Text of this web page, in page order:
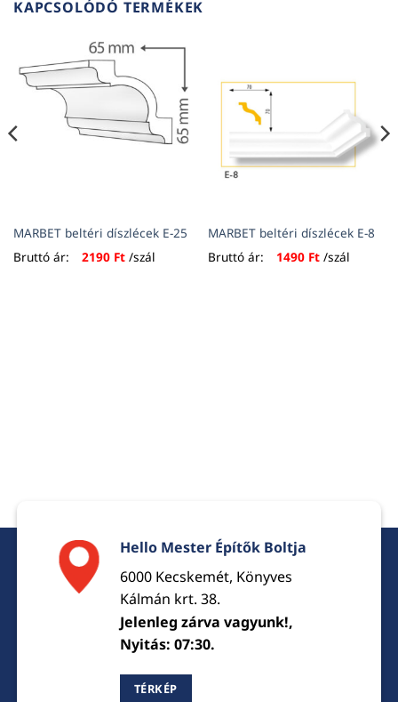
KAPCSOLÓDÓ TERMÉKEK
MARBET beltéri díszlécek E-25
Bruttó ár:
2190 Ft/szál
MARBET beltéri díszlécek E-8
Bruttó ár:
1490 Ft/szál
Hello Mester Építők Boltja
6000 Kecskemét, Könyves
Kálmán krt. 38.
Jelenleg zárva vagyunk!,
Nyitás: 07:30.
TÉRKÉP